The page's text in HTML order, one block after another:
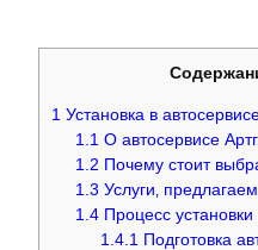
1 Установка в
1.1 О автосервисе
1.2 Почему стоит
1.3 Услуги‚
1.4 Процесс установки
1.4.1
Подготовка